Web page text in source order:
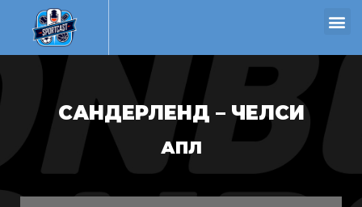
САНДЕРЛЕНД – ЧЕЛСИ
АПЛ